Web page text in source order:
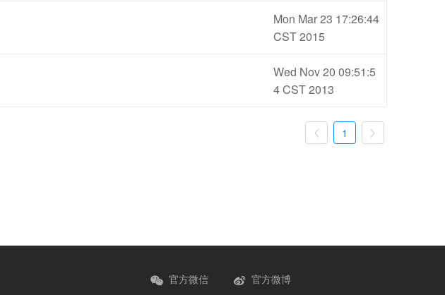
Mon Mar 23 17:26:44
CST 2015
Wed Nov 20 09:51:5
4 CST 2013
 1 
官方微信 官方微博